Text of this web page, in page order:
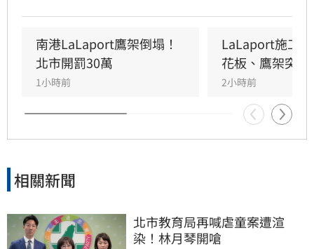
3樓部分櫃位暫停營業，其餘區域則維持正常運
作，目前相關單位正積極介入調查，以確保商場
消費安全。
南港LaLaport鷹架倒塌！
北市開罰30萬
1小時前
LaLaport施工
花板、鷹架突掉
2小時前
相關新聞
北市教育局再喊虐童案遭渲
染！林月琴開嗆